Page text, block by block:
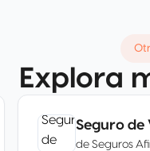
Explora
Seguro de
de Seguros